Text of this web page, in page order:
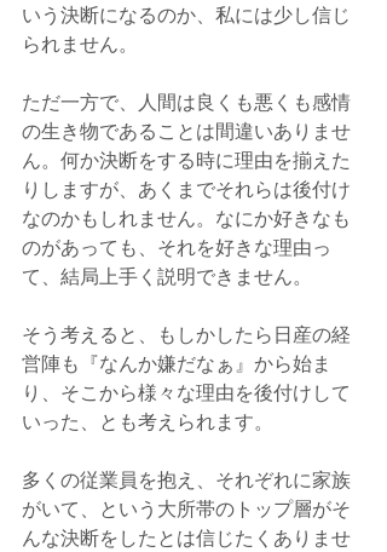
いう決断になるのか、私には少し信じ
られません。
ただ一方で、人間は良くも悪くも感情
の生き物であることは間違いありませ
ん。何か決断をする時に理由を揃えた
りしますが、あくまでそれらは後付け
なのかもしれません。なにか好きなも
のがあっても、それを好きな理由っ
て、結局上手く説明できません。
そう考えると、もしかしたら日産の経
営陣も『なんか嫌だなぁ』から始ま
り、そこから様々な理由を後付けして
いった、とも考えられます。
多くの従業員を抱え、それぞれに家族
がいて、という大所帯のトップ層がそ
んな決断をしたとは信じたくありませ